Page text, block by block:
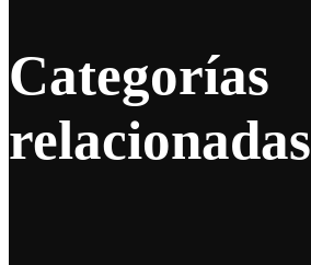
Categorías
relacionadas